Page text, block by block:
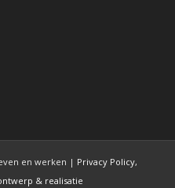
en werken | Privacy Policy,
& realisatie